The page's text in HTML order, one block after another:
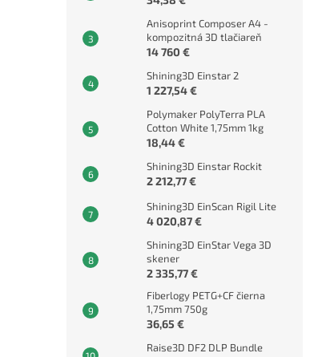
Anisoprint Composer A4 -
kompozitná 3D tlačiareň
14 760 €
Shining3D Einstar 2
1 227,54 €
Polymaker PolyTerra PLA
Cotton White 1,75mm 1kg
18,44 €
Shining3D Einstar Rockit
2 212,77 €
Shining3D EinScan Rigil Lite
4 020,87 €
Shining3D EinStar Vega 3D
skener
2 335,77 €
Fiberlogy PETG+CF čierna
1,75mm 750g
36,65 €
Raise3D DF2 DLP Bundle